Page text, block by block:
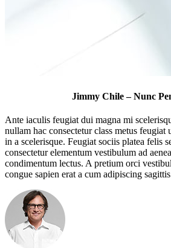
Jimmy Chile – Nunc
Ante iaculis feugiat dui magna mi
nullam hac consectetur class metus feugiat
in a scelerisque. Feugiat sociis platea felis
consectetur elementum vestibulum ad
condimentum lectus. A pretium orci
congue sapien erat a cum adipiscing